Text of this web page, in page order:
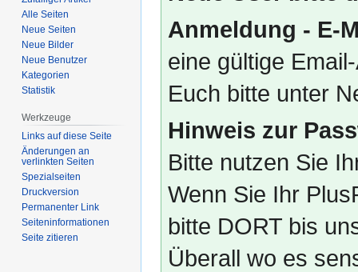
Anmeldung - E-
eine gültige
Euch bitte unter
Hinweis zur
Bitte nutzen Sie
Wenn Sie Ihr
bitte DORT bis
Überall wo es
Alle Seiten
Neue Seiten
Neue Bilder
Neue Benutzer
Kategorien
Statistik
Werkzeuge
Links auf diese Seite
Änderungen an
verlinkten Seiten
Spezialseiten
Druckversion
Permanenter Link
Seiten­­informationen
Seite zitieren